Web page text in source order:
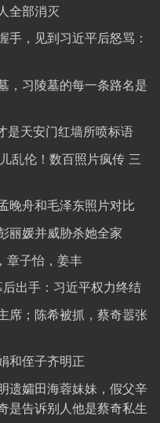
全部消灭
手，见到习近平后怒骂：
，习陵墓的每一条路名是
是天安门红墙所喷标语
乱伦！数百照片疯传 三
晚舟和毛泽东照片对比
丽媛并威胁杀她全家
章子怡，姜丰
出手：习近平权力终结
席；陈希被抓，蔡奇嚣张
和侄子齐明正
遗孀田海蓉妹妹，假父辛
是告诉别人他是蔡奇私生